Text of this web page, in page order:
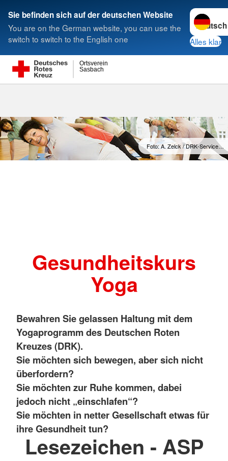
Sie befinden sich auf der deutschen Website
You are on the German website, you can use the
switch to switch to the English one
Sprache
Alles klar
Sasbach
Ortsverein
Suche
Foto: A. Zelck / DRK-Service…
Gesundheitskurs
Yoga
Bewahren Sie gelassen Haltung mit dem
Yogaprogramm des Deutschen Roten
Kreuzes (DRK).
Sie möchten sich bewegen, aber sich nicht
überfordern?
Sie möchten zur Ruhe kommen, dabei
jedoch nicht „einschlafen“?
Sie möchten in netter Gesellschaft etwas für
ihre Gesundheit tun?
Lesezeichen - ASP